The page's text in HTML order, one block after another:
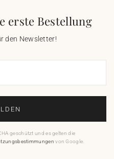
erste Bestellung
den Newsletter!
geschützt und es gelten die
von Google.